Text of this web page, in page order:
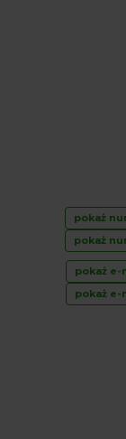
pokaż
pokaż
pokaż e-
pokaż e-